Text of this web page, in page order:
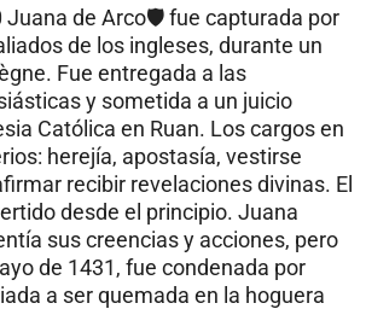
Juana de Arco🛡️ fue capturada por
de los ingleses, durante un
Fue entregada a las
y sometida a un juicio
Católica en Ruan. Los cargos en
herejía, apostasía, vestirse
recibir revelaciones divinas. El
desde el principio. Juana
sus creencias y acciones, pero
de 1431, fue condenada por
a ser quemada en la hoguera